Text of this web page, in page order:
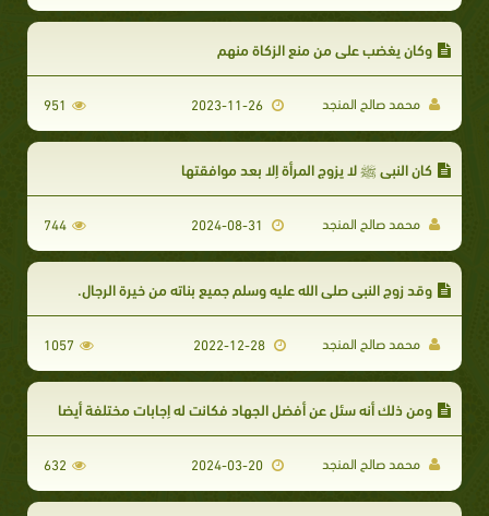
وكان يغضب على من منع الزكاة منهم
محمد صالح المنجد 2023-11-26
951
كان النبي ﷺ لا يزوج المرأة إلا بعد موافقتها
محمد صالح المنجد 744
وقد زوج النبي صلى الله عليه وسلم جميع بناته من خيرة الرجال.
محمد صالح المنجد 2022-12-28
1057
ومن ذلك أنه سئل عن أفضل الجهاد فكانت له إجابات مختلفة أيضا
محمد صالح المنجد 2024-03-20
632